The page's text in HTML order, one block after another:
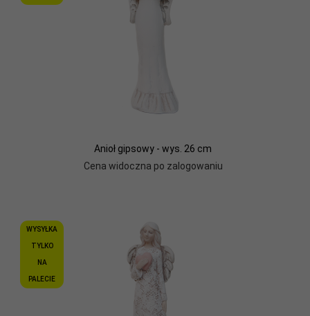
Anioł gipsowy - wys. 26 cm
Cena widoczna po zalogowaniu
WYSYŁKA
TYLKO
NA
PALECIE